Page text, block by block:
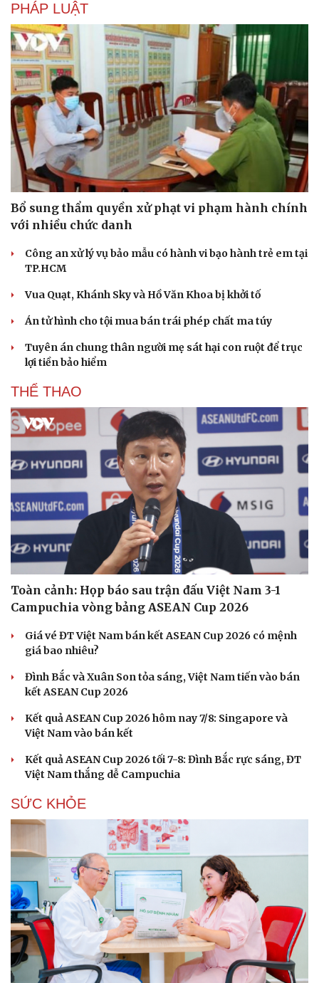
Sức khỏe
Dinh dưỡng - món ngon
Cây thuốc
Sản phụ khoa
Nhi khoa
Làm đẹp - giảm cân
Phòng mạch online
Ăn sạch sống khỏe
Đời sống
Nhà đẹp
Blog
Tình yêu - Gia đình
PHÁP LUẬT
Bổ sung thẩm quyền xử phạt vi phạm hành chính
với nhiều chức danh
Công an xử lý vụ bảo mẫu có hành vi bạo hành trẻ em tại
TP.HCM
Vua Quạt, Khánh Sky và Hồ Văn Khoa bị khởi tố
Án tử hình cho tội mua bán trái phép chất ma túy
Tuyên án chung thân người mẹ sát hại con ruột để trục
lợi tiền bảo hiểm
THỂ THAO
Toàn cảnh: Họp báo sau trận đấu Việt Nam 3-1
Campuchia vòng bảng ASEAN Cup 2026
Giá vé ĐT Việt Nam bán kết ASEAN Cup 2026 có mệnh
giá bao nhiêu?
Đình Bắc và Xuân Son tỏa sáng, Việt Nam tiến vào bán
kết ASEAN Cup 2026
Kết quả ASEAN Cup 2026 hôm nay 7/8: Singapore và
Việt Nam vào bán kết
Kết quả ASEAN Cup 2026 tối 7-8: Đình Bắc rực sáng, ĐT
Việt Nam thắng dễ Campuchia
SỨC KHỎE